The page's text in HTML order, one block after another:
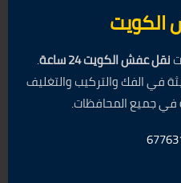
نقل عفش الكويت 24 ساعة
.
في الفك والتركيب والتغليف
في جميع المحافظات.